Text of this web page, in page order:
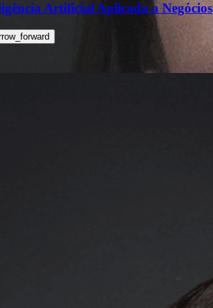
Artificial Aplicada a Negócios